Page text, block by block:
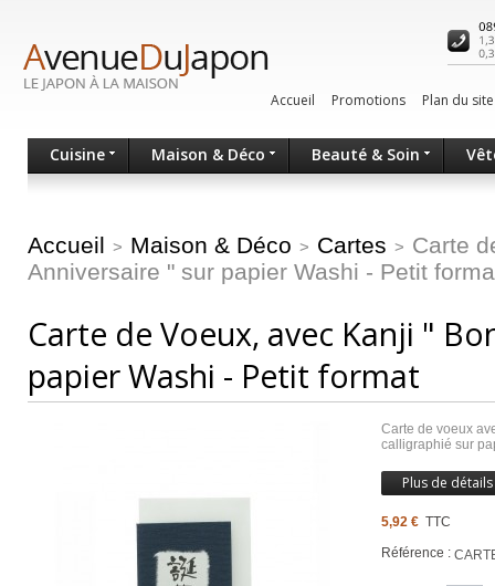
Accueil Promotions Plan du site
Cuisine Maison & Déco Beauté & Soin
Accueil > Maison & Déco > Cartes > Carte
Anniversaire " sur papier Washi - Petit
Carte de Voeux, avec Kanji "
papier Washi - Petit format
Carte de voeux
calligraphié sur
Plus de détails
5,92 € TTC
Référence :